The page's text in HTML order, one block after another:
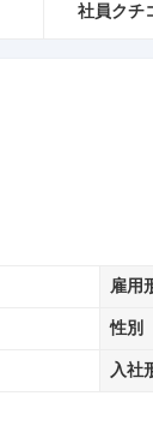
社員クチ
雇用
性別
入社